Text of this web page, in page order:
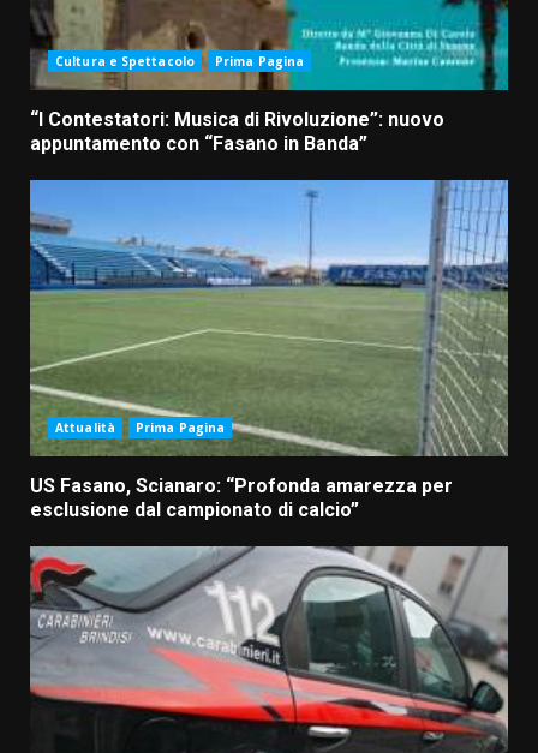
Cultura e Spettacolo Prima Pagina
“I Contestatori: Musica di Rivoluzione”: nuovo
appuntamento con “Fasano in Banda”
Attualità Prima Pagina
US Fasano, Scianaro: “Profonda amarezza per
esclusione dal campionato di calcio”